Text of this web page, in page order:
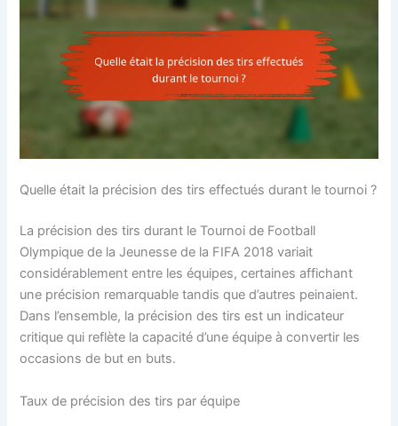
Quelle était la précision des tirs effectués durant le tournoi ?
La précision des tirs durant le Tournoi de Football
Olympique de la Jeunesse de la FIFA 2018 variait
considérablement entre les équipes, certaines affichant
une précision remarquable tandis que d’autres peinaient.
Dans l’ensemble, la précision des tirs est un indicateur
critique qui reflète la capacité d’une équipe à convertir les
occasions de but en buts.
Taux de précision des tirs par équipe